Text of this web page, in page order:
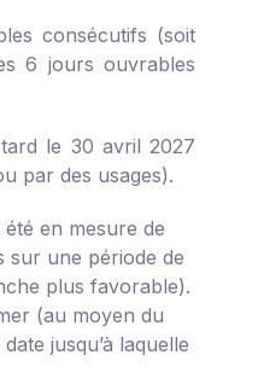
consécutifs (soit
6 jours ouvrables
le 30 avril 2027
par des usages).
en mesure de
sur une période de
plus favorable).
(au moyen du
jusqu’à laquelle